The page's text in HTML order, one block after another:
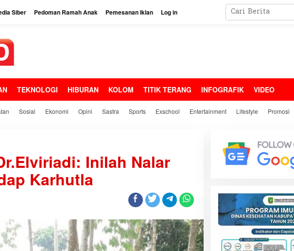
Siber Pedoman Ramah Anak Pemesanan Iklan Log in
TEKNOLOGI HIBURAN KOLOM TITIK TERANG INFOGRAFIK VIDEO
Sosial Ekonomi Opini Sastra Sports Exschool Entertainment Lifestyle Promosi
Inilah Nalar
Karhutla